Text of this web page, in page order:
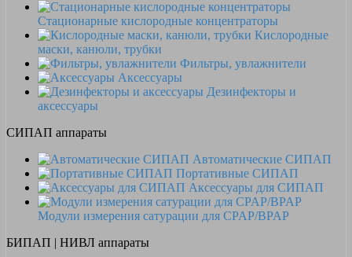
Стационарные кислородные концентраторы
Кислородные
маски, канюли, трубки
Фильтры, увлажнители
Аксессуары
Дезинфекторы и
аксессуары
СИПАП аппараты
Автоматические СИПАП
Портативные СИПАП
Аксессуары для СИПАП
Модули измерения сатурации для CPAP/BPAP
БИПАП | НИВЛ аппараты